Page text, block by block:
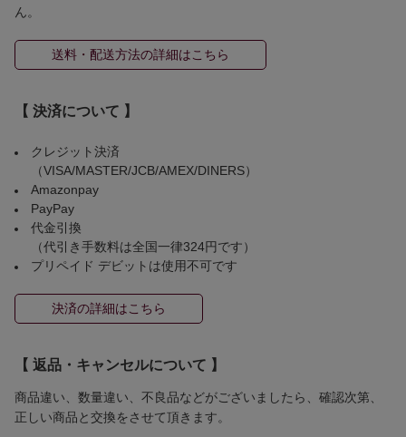
ん。
送料・配送方法の詳細はこちら
【 決済について 】
クレジット決済
（VISA/MASTER/JCB/AMEX/DINERS）
Amazonpay
PayPay
代金引換
（代引き手数料は全国一律324円です）
プリペイド デビットは使用不可です
決済の詳細はこちら
【 返品・キャンセルについて 】
商品違い、数量違い、不良品などがございましたら、確認次第、
正しい商品と交換をさせて頂きます。